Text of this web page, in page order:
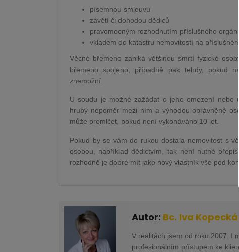
písemnou smlouvu
závětí či dohodou dědiců
pravomocným rozhodnutím příslušného
vkladem do katastru nemovitostí na
Věcné břemeno zaniká většinou smrtí fyzické
břemeno spojeno, případně pak tehdy, pokud
znemožní.
U soudu je možné zažádat o jeho omezení nebo
hrubý nepoměr mezi ním a výhodou oprávněné
může promlčet, pokud není vykonáváno 10 let.
Pokud by se vám do rukou dostala nemovitost s
osobou, například dědictvím, tak není nutné
rozhodně je dobré mít jako nový vlastník vše pod
Autor: Bc. Iva Kopecká
V realitách jsem od roku 2007. I
profesionálním přístupem ke